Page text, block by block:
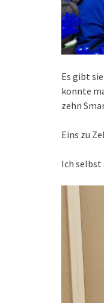
Es gibt
konnte
zehn
Eins zu
Ich selbst